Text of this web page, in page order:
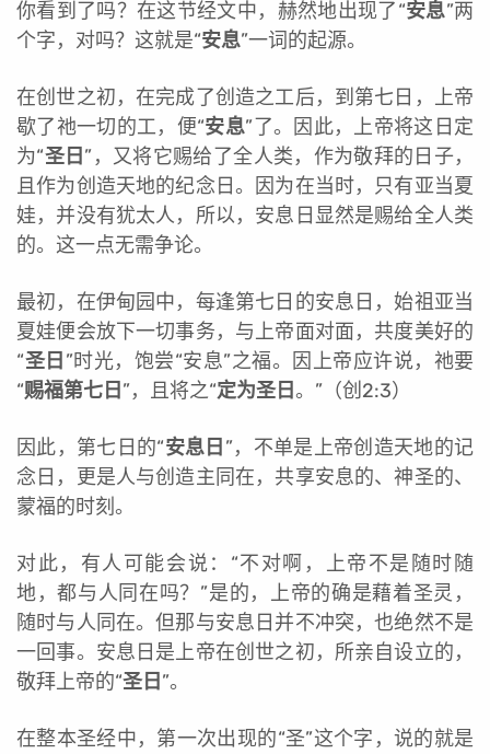
你看到了吗？在这节经文中，赫然地出现了“安息”两
个字，对吗？这就是“安息”一词的起源。
在创世之初，在完成了创造之工后，到第七日，上帝
歇了祂一切的工，便“安息”了。因此，上帝将这日定
为“圣日 ”，又将它赐给了全人类，作为敬拜的日子，
且作为创造天地的纪念日。因为在当时，只有亚当夏
娃，并没有犹太人，所以，安息日显然是赐给全人类
的。这一点无需争论。
最初，在伊甸园中，每逢第七日的安息日，始祖亚当
夏娃便会放下一切事务，与上帝面对面，共度美好的
“圣日 ”时光，饱尝“安息”之福。因上帝应许说，祂要
“赐福第七日 ”，且将之“定为圣日。”（创2:3）
因此，第七日的“安息日 ”，不单是上帝创造天地的记
念日，更是人与创造主同在，共享安息的、神圣的、
蒙福的时刻。
对此，有人可能会说：“不对啊，上帝不是随时随
地，都与人同在吗？”是的，上帝的确是藉着圣灵，
随时与人同在。但那与安息日并不冲突，也绝然不是
一回事。安息日是上帝在创世之初，所亲自设立的，
敬拜上帝的“圣日 ”。
在整本圣经中，第一次出现的“圣”这个字，说的就是